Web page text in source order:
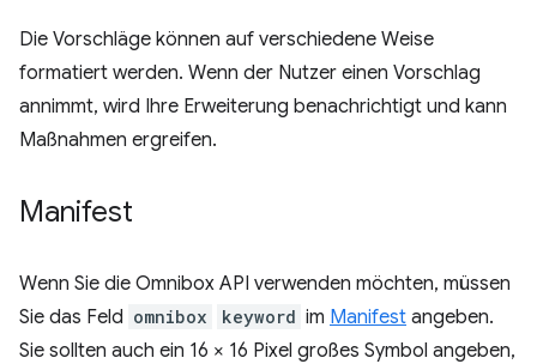
Die Vorschläge können auf verschiedene Weise
formatiert werden. Wenn der Nutzer einen Vorschlag
annimmt, wird Ihre Erweiterung benachrichtigt und kann
Maßnahmen ergreifen.
Manifest
Wenn Sie die Omnibox API verwenden möchten, müssen
Sie das Feld omnibox keyword im Manifest angeben.
Sie sollten auch ein 16 × 16 Pixel großes Symbol angeben,